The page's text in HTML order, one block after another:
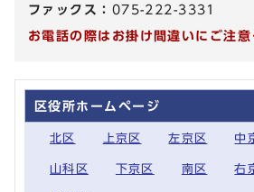
ファックス： 075-222-3331
お電話の際はお掛け間違いにご注意
区役所ホームページ
北区 上京区 左京区 中
山科区 下京区 南区 右